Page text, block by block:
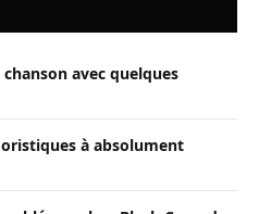
avec quelques
à absolument